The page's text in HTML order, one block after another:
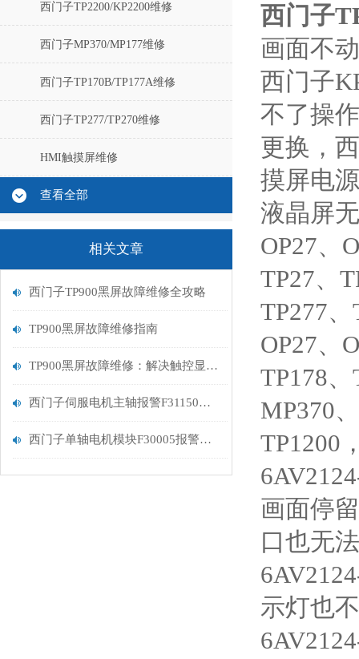
西门子TP2200/KP2200维修
西门子MP370/MP177维修
西门子TP170B/TP177A维修
西门子TP277/TP270维修
HMI触摸屏维修
查看全部
相关文章
西门子TP900黑屏故障维修全攻略
TP900黑屏故障维修指南
TP900黑屏故障维修：解决触控显示设备的常见问题
西门子伺服电机主轴报警F31150编码器故障解决方法
西门子单轴电机模块F30005报警处理
西门子
画面不
西门子
不了操
更换，
摸屏电
液晶屏
OP27、
TP27、
TP277
OP27、
TP178
MP370
TP1200
画面停
口也无
示灯也